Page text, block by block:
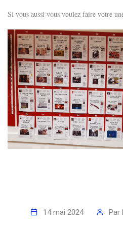
Si vous aussi vous voulez faire votre
14 mai 2024 Par